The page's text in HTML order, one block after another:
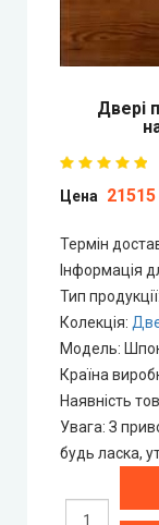
BRAMA (Брама)
MSDoors
KFD (КФД)
GRAND (Гранд)
LUXDOORS
Portalino Doors
Rezult
CITY (Сіті
Двері
Цена
Термін
Інформація
Тип продукції
Колекція:
Модель:
Країна
Наявність
Увага: З
будь ласка,